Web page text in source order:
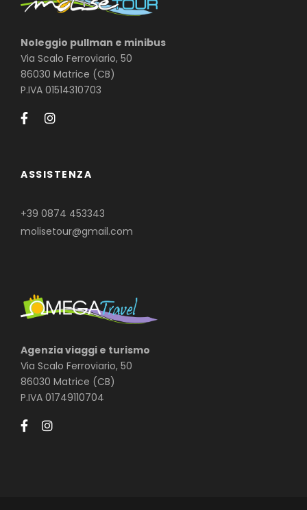
Noleggio pullman e minibus
Via Scalo Ferroviario, 50
86030 Matrice (CB)
P.IVA 01514310703
ASSISTENZA
+39 0874 453343
molisetour@gmail.com
Agenzia viaggi e turismo
Via Scalo Ferroviario, 50
86030 Matrice (CB)
P.IVA 01749110704